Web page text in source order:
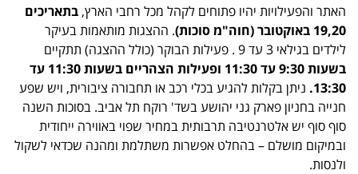
האתר והפעילויות יהיו פתוחים לקהל מכל רחבי הארץ, בתאריכים
19,20 באוקטובר (חוה"מ סוכות)
. ההצגות מותאמות בעיקר
לילדים בגילאי 3 עד 9 . פעילות הבוקר (כולל ההצגה) תתקיים
בשעות 9:30 עד 11:30 ופעילות הצהריים בשעות 11:30 עד
13:30. ניתן בקלות להגיע בכלי רכב או תחבורה ציבורית, ויש שפע
חנייה בחניון פארק גני יהושע בשד' רוקח תל אביב. בסוכות השנה
סוף סוף יש אלטרנטיבה תרבותית במחיר שפוי באווירה ייחודית
ובמיקום מושלם – בהחלט אפשרות משתלמת ומהנה שכדאי לשקול
ולנסות.